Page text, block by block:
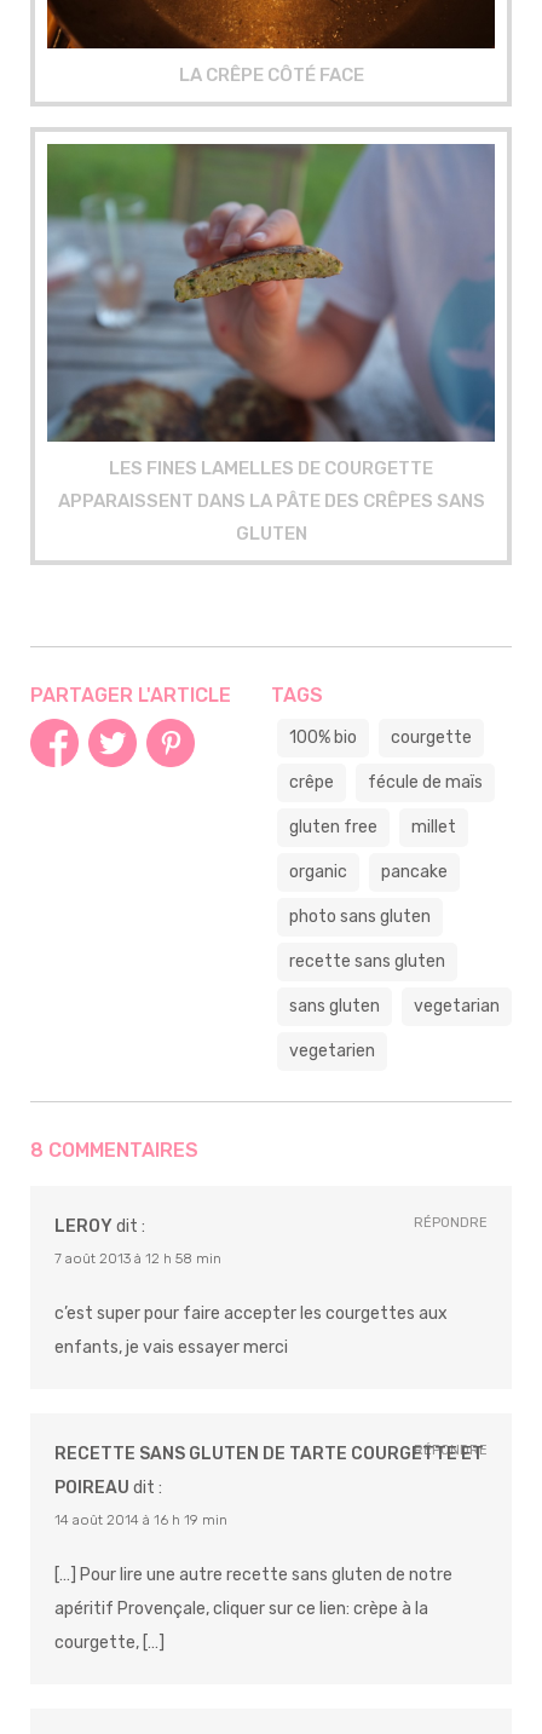
LA CRÊPE CÔTÉ FACE
LES FINES LAMELLES DE COURGETTE
APPARAISSENT DANS LA PÂTE DES CRÊPES SANS
GLUTEN
PARTAGER L'ARTICLE TAGS
100% bio courgette
crêpe fécule de maïs
gluten free millet
organic pancake
photo sans gluten
recette sans gluten
sans gluten vegetarian
vegetarien
8 COMMENTAIRES
LEROY dit :
7 août 2013 à 12 h 58 min
c’est super pour faire accepter les courgettes aux
enfants, je vais essayer merci
RÉPONDRE
RECETTE SANS GLUTEN DE TARTE COURGETTE ET
POIREAU dit :
14 août 2014 à 16 h 19 min
[…] Pour lire une autre recette sans gluten de notre
apéritif Provençale, cliquer sur ce lien: crèpe à la
courgette, […]
RÉPONDRE